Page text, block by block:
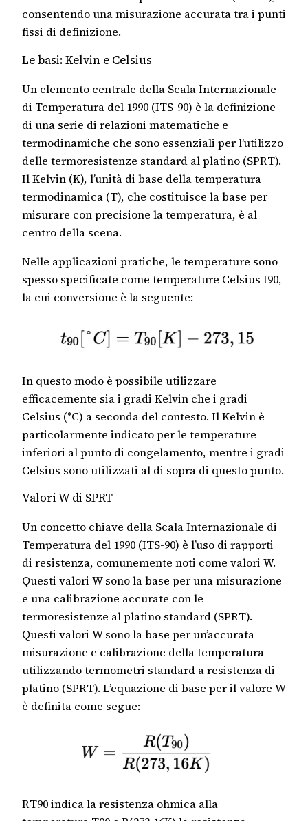
consentendo una misurazione accurata tra i punti
fissi di definizione.
Le basi: Kelvin e Celsius
Un elemento centrale della Scala Internazionale
di Temperatura del 1990 (ITS-90) è la definizione
di una serie di relazioni matematiche e
termodinamiche che sono essenziali per l’utilizzo
delle termoresistenze standard al platino (SPRT).
Il Kelvin (K), l’unità di base della temperatura
termodinamica (T), che costituisce la base per
misurare con precisione la temperatura, è al
centro della scena.
Nelle applicazioni pratiche, le temperature sono
spesso specificate come temperature Celsius t90,
la cui conversione è la seguente:
In questo modo è possibile utilizzare
efficacemente sia i gradi Kelvin che i gradi
Celsius (°C) a seconda del contesto. Il Kelvin è
particolarmente indicato per le temperature
inferiori al punto di congelamento, mentre i gradi
Celsius sono utilizzati al di sopra di questo punto.
Valori W di SPRT
Un concetto chiave della Scala Internazionale di
Temperatura del 1990 (ITS-90) è l’uso di rapporti
di resistenza, comunemente noti come valori W.
Questi valori W sono la base per una misurazione
e una calibrazione accurate con le
termoresistenze al platino standard (SPRT).
Questi valori W sono la base per un’accurata
misurazione e calibrazione della temperatura
utilizzando termometri standard a resistenza di
platino (SPRT). L’equazione di base per il valore W
è definita come segue:
RT90 indica la resistenza ohmica alla